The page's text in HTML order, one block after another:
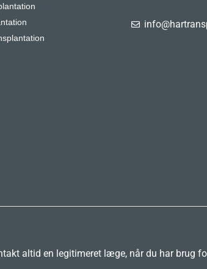
altid en legitimeret læge, når du har brug